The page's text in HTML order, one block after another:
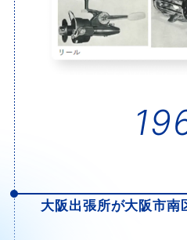
大阪出張所が大阪市南